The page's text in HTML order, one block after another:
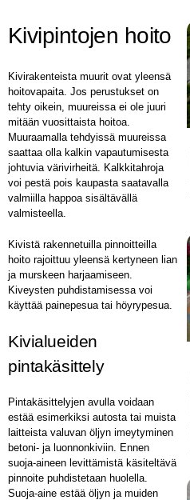
Kivipintojen hoito
Kivirakenteista muurit ovat yleensä
hoitovapaita. Jos perustukset on
tehty oikein, muureissa ei ole juuri
mitään vuosittaista hoitoa.
Muuraamalla tehdyissä muureissa
saattaa olla kalkin vapautumisesta
johtuvia värivirheitä. Kalkkitahroja
voi pestä pois kaupasta saatavalla
valmiilla happoa sisältävällä
valmisteella.
Kivistä rakennetuilla pinnoitteilla
hoito rajoittuu yleensä kertyneen lian
ja murskeen harjaamiseen.
Kiveysten puhdistamisessa voi
käyttää painepesua tai höyrypesua.
Kivialueiden
pintakäsittely
Pintakäsittelyjen avulla voidaan
estää esimerkiksi autosta tai muista
laitteista valuvan öljyn imeytyminen
betoni- ja luonnonkiviin. Ennen
suoja-aineen levittämistä käsiteltävä
pinnoite puhdistetaan huolella.
Suoja-aine estää öljyn ja muiden